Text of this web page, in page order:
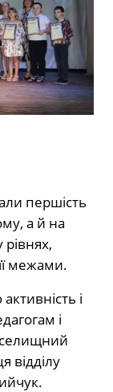
першість
а й на
межами.
і
і
селищний
відділу